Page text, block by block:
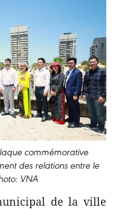
commémorative
des relations entre le
VNA
de la ville